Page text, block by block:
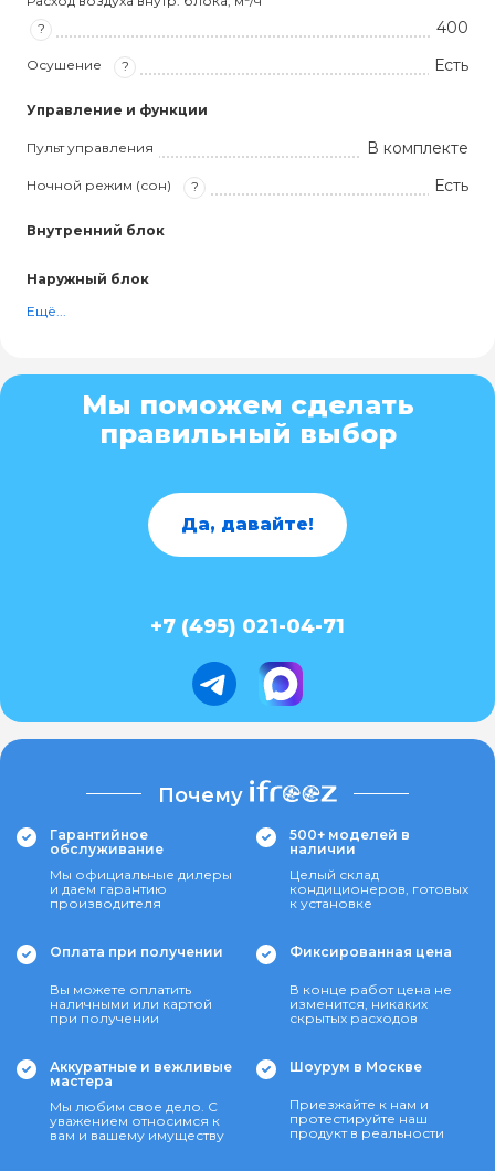
?
400
Осушение ? Есть
Управление и функции
Пульт управления В комплекте
Ночной режим (сон) ? Есть
Внутренний блок
Наружный блок
Ещё...
Мы поможем сделать
правильный выбор
Да, давайте!
+7 (495) 021-04-71
Почему
Гарантийное
обслуживание
Мы официальные дилеры
и даем гарантию
производителя
500+ моделей в
наличии
Целый склад
кондиционеров, готовых
к установке
Оплата при получении
Вы можете оплатить
наличными или картой
при получении
Фиксированная цена
В конце работ цена не
изменится, никаких
скрытых расходов
Аккуратные и вежливые
мастера
Мы любим свое дело. С
уважением относимся к
вам и вашему имуществу
Шоурум в Москве
Приезжайте к нам и
протестируйте наш
продукт в реальности